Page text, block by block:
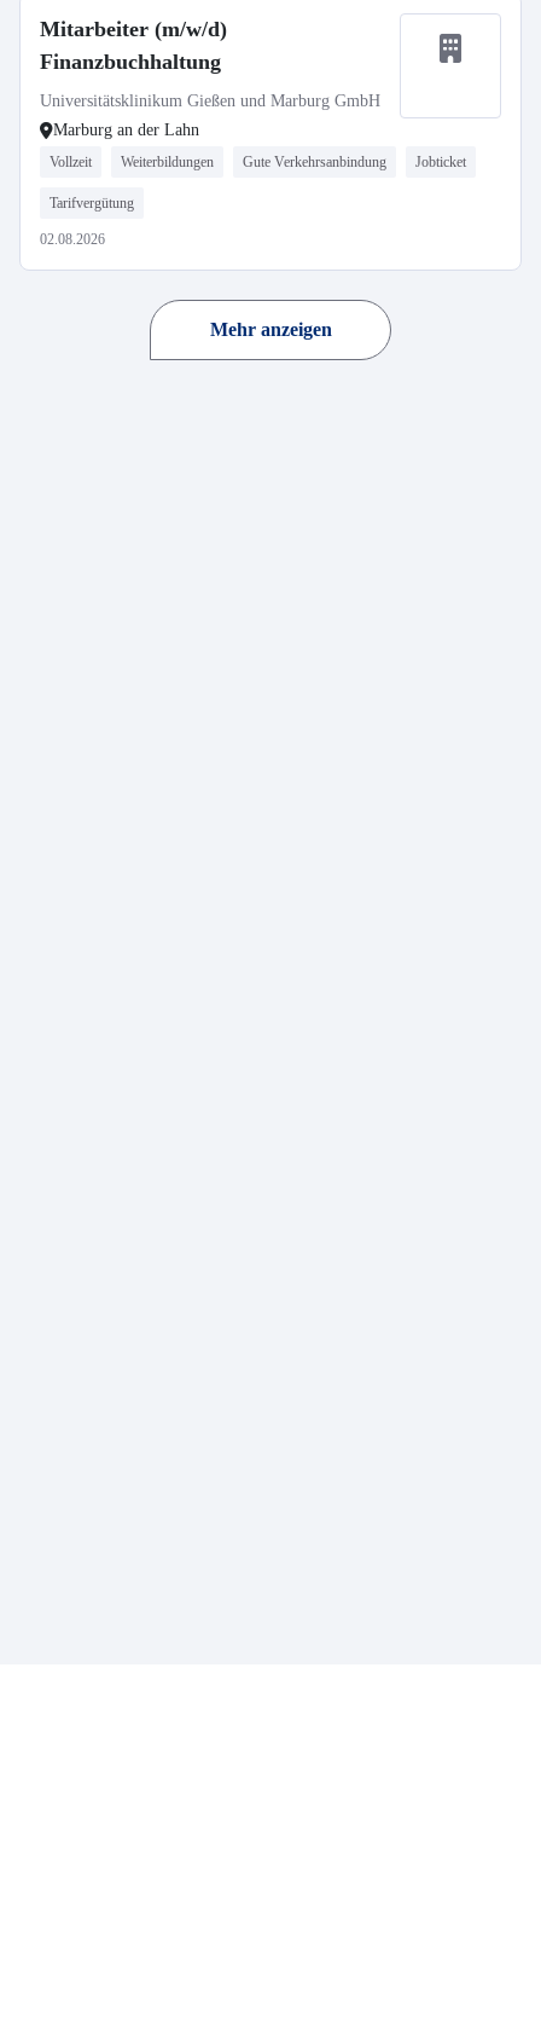
Mitarbeiter (m/w/d)
Finanzbuchhaltung
Universitätsklinikum Gießen und Marburg GmbH
Marburg an der Lahn
Vollzeit Weiterbildungen Gute Verkehrsanbindung Jobticket
Tarifvergütung
02.08.2026
Mehr anzeigen